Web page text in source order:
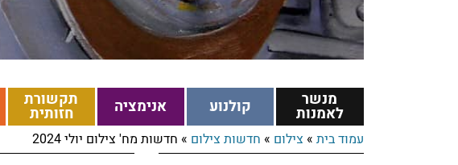
מנשר
לאמנות קולנוע אנימציה תקשורת
חזותית
עמוד בית » צילום » חדשות צילום » חדשות מח' צילום יולי 2024